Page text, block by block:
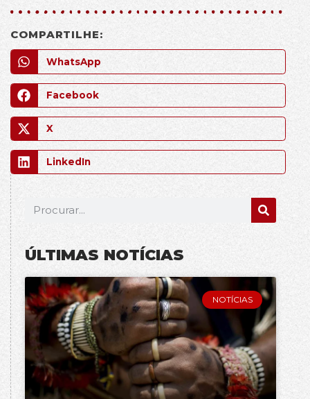
COMPARTILHE:
WhatsApp
Facebook
X
LinkedIn
ÚLTIMAS NOTÍCIAS
NOTÍCIAS